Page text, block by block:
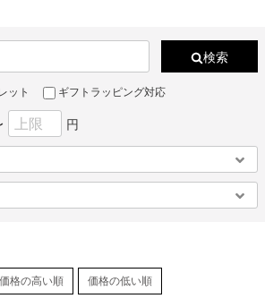
検索
ット ギフトラッピング対応
円
価格の高い順 価格の低い順